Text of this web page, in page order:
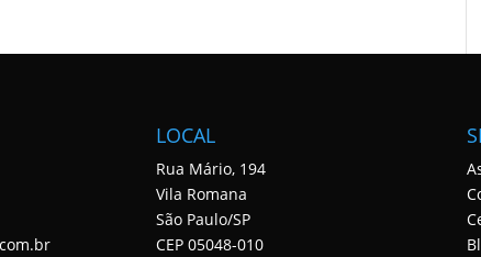
LOCAL
Rua Mário, 194
Vila Romana
São Paulo/SP
CEP 05048-010